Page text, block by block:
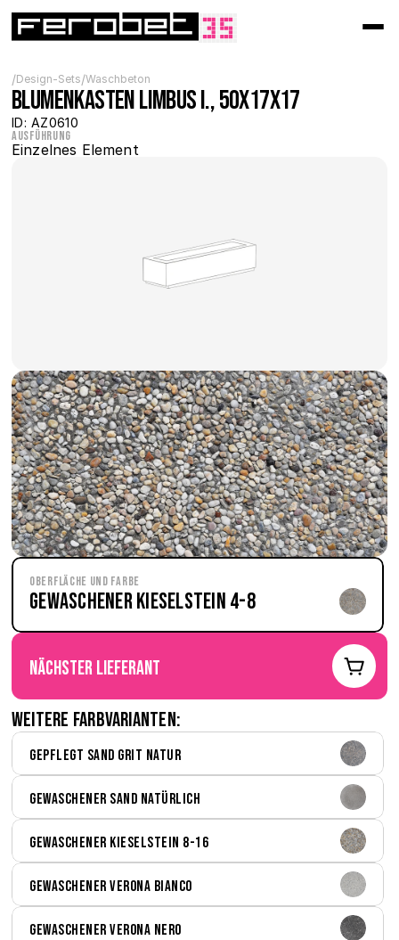
/Design-Sets/Waschbeton
Blumenkasten Limbus I., 50x17x17
ID: AZ0610
Ausführung
Einzelnes Element
Oberfläche und Farbe
Gewaschener Kieselstein 4-8
nächster Lieferant
Weitere Farbvarianten:
Gepflegt Sand Grit natur
Gewaschener Sand natürlich
Gewaschener Kieselstein 8-16
Gewaschener Verona bianco
Gewaschener Verona nero